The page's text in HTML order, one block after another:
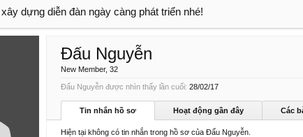
dựng diễn đàn ngày càng phát triển nhé!
Đấu Nguyễn
New Member, 32
Đấu Nguyễn được nhìn thấy lần cuối: 28/02/17
Tin nhắn hồ sơ Hoạt động gần đây Các
Hiện tại không có tin nhắn trong hồ sơ của Đấu Nguyễn.